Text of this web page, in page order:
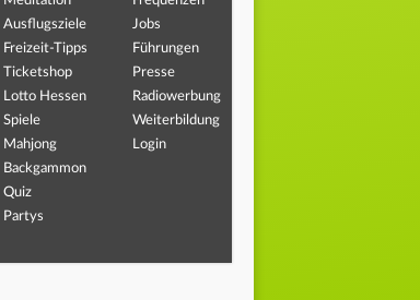
Ausflugsziele
Freizeit-Tipps
Ticketshop
Lotto Hessen
Spiele
Mahjong
Backgammon
Quiz
Partys
Jobs
Führungen
Presse
Radiowerbung
Weiterbildung
Login